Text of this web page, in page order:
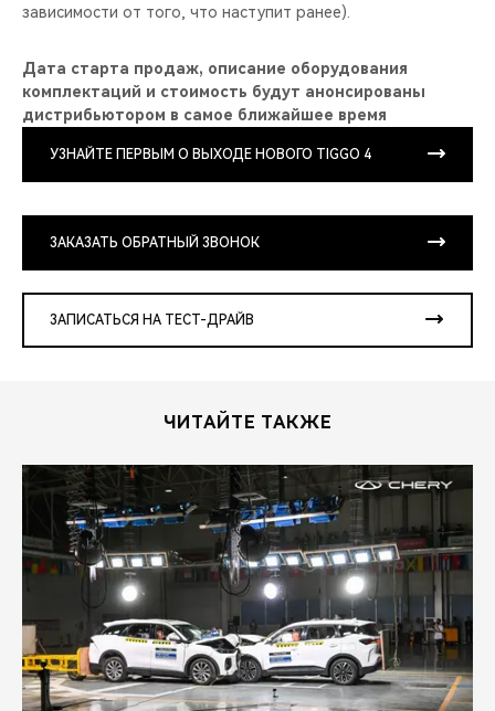
зависимости от того, что наступит ранее).
Дата старта продаж, описание оборудования
комплектаций и стоимость будут анонсированы
дистрибьютором в самое ближайшее время
УЗНАЙТЕ ПЕРВЫМ О ВЫХОДЕ НОВОГО TIGGO 4
ЗАКАЗАТЬ ОБРАТНЫЙ ЗВОНОК
ЗАПИСАТЬСЯ НА ТЕСТ-ДРАЙВ
ЧИТАЙТЕ ТАКЖЕ